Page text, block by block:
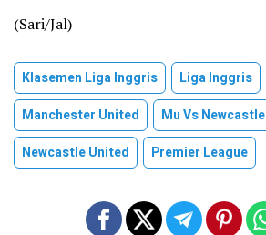
(Sari/Jal)
Klasemen Liga Inggris
Liga Inggris
Manchester United
Mu Vs Newcastle
Newcastle United
Premier League